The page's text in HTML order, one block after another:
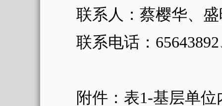
联系人：蔡樱华、
联系电话： 65643892
附件：表1-基层单位